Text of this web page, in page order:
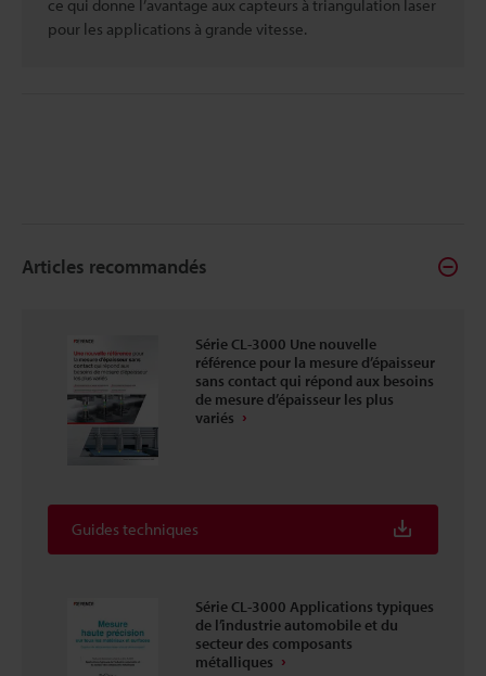
ce qui donne l’avantage aux capteurs à triangulation laser
pour les applications à grande vitesse.
Articles recommandés
Série CL-3000 Une nouvelle
référence pour la mesure d’épaisseur
sans contact qui répond aux besoins
de mesure d’épaisseur les plus
variés
Guides techniques
Série CL-3000 Applications typiques
de l’industrie automobile et du
secteur des composants
métalliques